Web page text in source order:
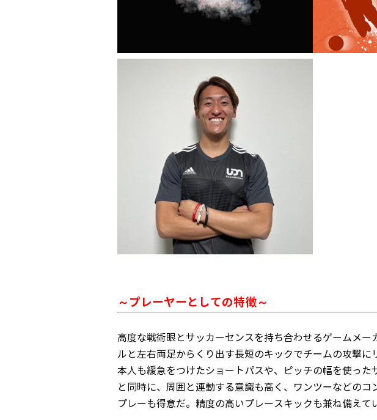
～プレーヤーとしての特徴～
高度な戦術眼とサッカーセンスを持ち合わせるゲームメ
ルと左右両足からくり出す長短のキックでチームの攻撃
本人も緩急をつけたショートパスや、ピッチの幅を使っ
と同時に、周囲と連動する意識も高く、ワンツーなどの
プレーも得意だ。精度の高いプレースキックも兼ね備えて